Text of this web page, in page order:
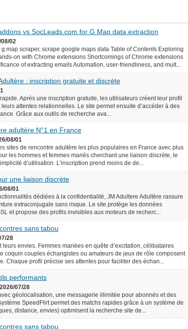
vs SocLeads.com for G Map data extraction
02
map scraper, scrape google maps data Table of Contents Exploring
on with Chrome extensions Shortcomings of Chrome extensions
of extracting emails Automation, user-friendliness, and mult...
: inscription gratuite et discrète
Après une inscription gratuite, les utilisateurs créent leur profil
attentes relationnelles. Le site permet ensuite d’accéder à des
Grâce aux outils de recherche ava...
adultère N°1 en France
08/01
sites de rencontre adultère les plus populaires en France avec plus
les hommes et femmes mariés cherchant une liaison discrète, le
d’utilisation. L’inscription prend moins de de...
une liaison discrète
08/01
dédiées à la confidentialité, JM Adultere Adultère rassure
extraconjugale sans risque. Le site protège les données
et propose des profils invisibles aux moteurs de recherc...
sans tabou
28
envies. Femmes mariées en quête d’excitation, célibataires
coquin couples échangistes ou amateurs de jeux de rôle composent
Chaque profil précise ses attentes pour faciliter des échan...
performants
07/28
géolocalisation, une messagerie illimitée pour abonnés et des
SpeedFlirt permet des matchs rapides grâce à un système de
distance, envies) optimisent la recherche site de...
sans tabou